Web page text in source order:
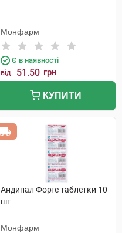
Монфарм
Є в наявності
від 51.50 грн
КУПИТИ
Андипал Форте таблетки 10
шт
Монфарм